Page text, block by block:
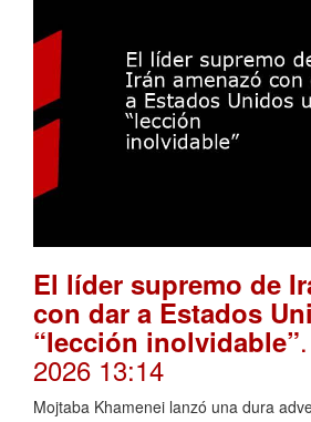
El líder supremo de
con dar a Estados
“lección inolvidable”
2026 13:14
Mojtaba Khamenei lanzó una dura